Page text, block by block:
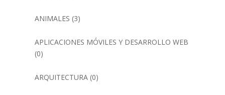
ANIMALES (3)
APLICACIONES MÓVILES Y DESARROLLO WEB
(0)
ARQUITECTURA(0)